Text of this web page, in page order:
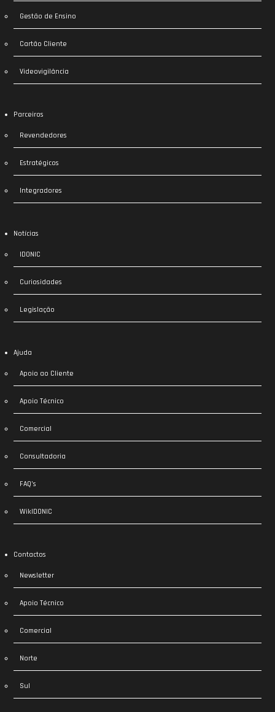
Gestão de Ensino
Cartão Cliente
Videovigilância
Parceiros
Revendedores
Estratégicos
Integradores
Notícias
IDONIC
Curiosidades
Legislação
Ajuda
Apoio ao Cliente
Apoio Técnico
Comercial
Consultadoria
FAQ’s
WikIDONIC
Contactos
Newsletter
Apoio Técnico
Comercial
Norte
Sul